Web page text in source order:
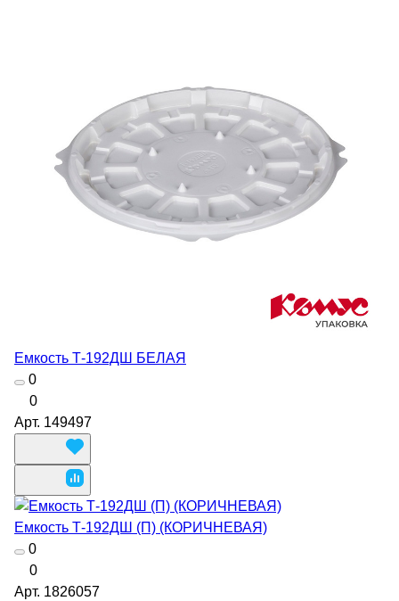
Емкость Т-192ДШ БЕЛАЯ
0
0
Арт. 149497
Емкость Т-192ДШ (П) (КОРИЧНЕВАЯ)
0
0
Арт. 1826057